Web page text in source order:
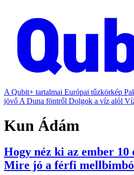
A Qubit+ tartalmai Európai tűzkörkép
jövő A Duna föntről Dolgok a víz alól
Kun Ádám
Hogy néz ki az ember 10
Mire jó a férfi